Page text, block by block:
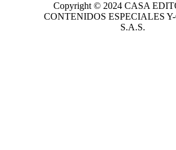
Copyright © 2024 CASA
CONTENIDOS ESPECIALES
S.A.S.